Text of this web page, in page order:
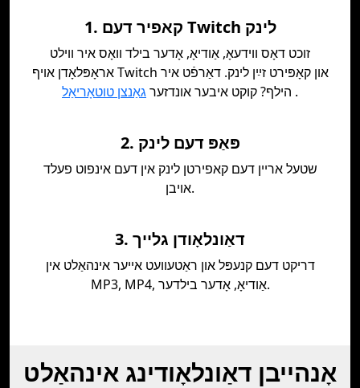
1. קאפיר דעם Twitch לינק
זוכט דאָס ווידעאָ, אַודיאָ, אָדער בילד וואָס איר ווילט
אראָפּלאָדן אויף Twitch און קאָפּירט זײַן לינק. דאַרפֿט איר
הילף? קוקט איבער אונדזערגאַנצן טוטאָריאַל .
2. פּאַפּ דעם לינק
שטעל אריין דעם קאפירטן לינק אין דעם אינפוט פעלד
אויבן.
3. דאַונלאָודן גלייך
דריקט דעם קנעפּל און ראַטעוועט אייער אינהאַלט אין
MP3, MP4, אַודיאָ, אָדער בילדער.
אָנהייבן דאַונלאָודינג אינהאַלט